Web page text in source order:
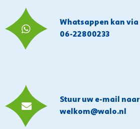
Whatsappen kan via
06-22800233
Stuur uw e-mail naar
welkom@walo.nl